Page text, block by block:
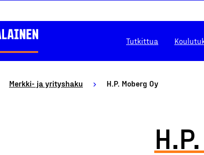
Tutkittua
Merkki- ja yrityshaku H.P. Moberg Oy